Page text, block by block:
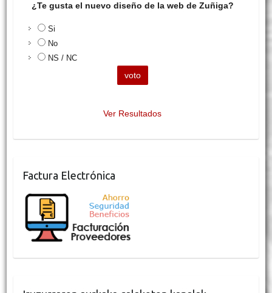
¿Te gusta el nuevo diseño de la web de Zuñiga?
Si
No
NS / NC
Ver Resultados
Factura Electrónica